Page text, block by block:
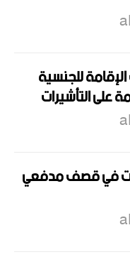
للجنسية
التأشيرات
في قصف مدفعي